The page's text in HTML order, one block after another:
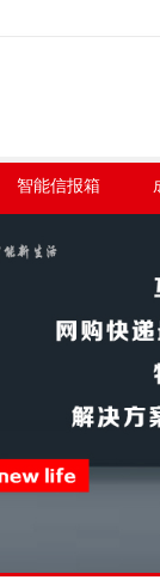
智能信报箱